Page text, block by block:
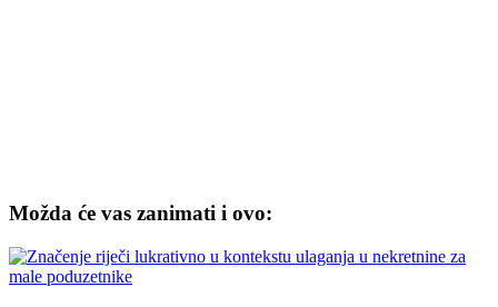
Možda će vas zanimati i ovo: